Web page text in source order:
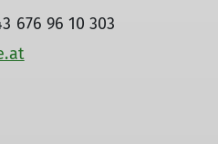
676 96 10 303